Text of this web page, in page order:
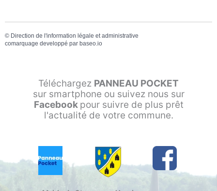
© Direction de l'information légale et administrative
comarquage developpé par baseo.io
Téléchargez PANNEAU POCKET
sur smartphone ou suivez nous sur
Facebook pour suivre de plus prêt
l'actualité de votre commune.